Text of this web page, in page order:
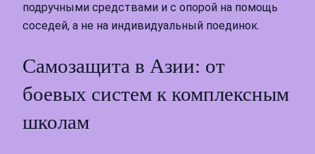
подручными средствами и с опорой на помощь
соседей, а не на индивидуальный поединок.
Самозащита в Азии: от
боевых систем к комплексным
школам